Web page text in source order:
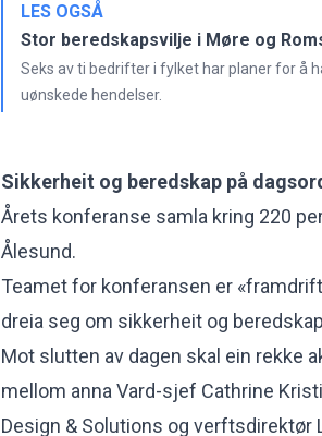
LES OGSÅ
Stor beredskapsvilje i Møre og
Seks av ti bedrifter i fylket har planer for å
uønskede hendelser.
Sikkerheit og beredskap på
Årets konferanse samla kring 220
Ålesund.
Teamet for konferansen er
dreia seg om sikkerheit og
Mot slutten av dagen skal ein rekke
mellom anna Vard-sjef Cathrine
Design & Solutions og verftsdirektør